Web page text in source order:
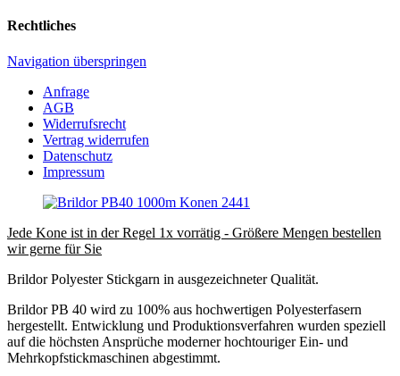
Rechtliches
Navigation überspringen
Anfrage
AGB
Widerrufsrecht
Vertrag widerrufen
Datenschutz
Impressum
Jede Kone ist in der Regel 1x vorrätig - Größere Mengen bestellen
wir gerne für Sie
Brildor Polyester Stickgarn in ausgezeichneter Qualität.
Brildor PB 40 wird zu 100% aus hochwertigen Polyesterfasern
hergestellt. Entwicklung und Produktionsverfahren wurden speziell
auf die höchsten Ansprüche moderner hochtouriger Ein- und
Mehrkopfstickmaschinen abgestimmt.